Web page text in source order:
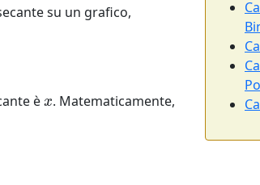
su un grafico,
è
. Matematicamente,